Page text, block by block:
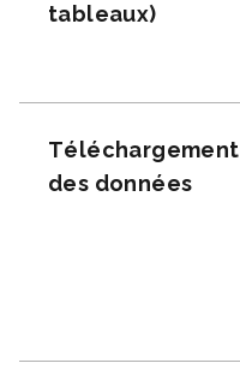
tableaux)
Téléchargement
des données